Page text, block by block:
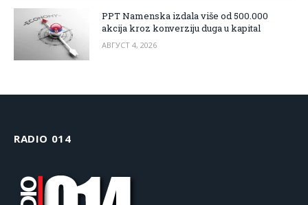
PPT Namenska izdala više od 500.000
akcija kroz konverziju duga u kapital
АВГУСТ 4, 2026
RADIO 014